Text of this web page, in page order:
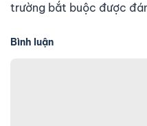
trường bắt buộc được
Bình luận